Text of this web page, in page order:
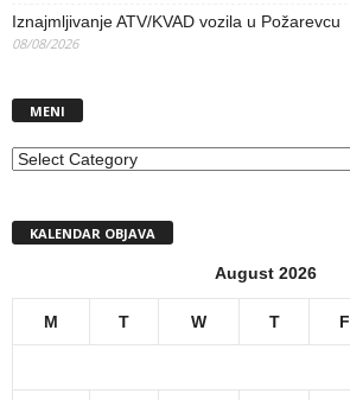
Iznajmljivanje ATV/KVAD vozila u Požarevcu
08/08/2026
MENI
MENI
KALENDAR OBJAVA
August 2026
M T W T F